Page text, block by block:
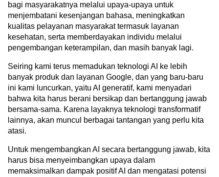
bagi masyarakatnya melalui upaya-upaya untuk
menjembatani kesenjangan bahasa, meningkatkan
kualitas pelayanan masyarakat termasuk layanan
kesehatan, serta memberdayakan individu melalui
pengembangan keterampilan, dan masih banyak lagi.
Seiring kami terus memadukan teknologi AI ke lebih
banyak produk dan layanan Google, dan yang baru-baru
ini kami luncurkan, yaitu AI generatif, kami menyadari
bahwa kita harus berani bersikap dan bertanggung jawab
bersama-sama. Karena layaknya teknologi transformatif
lainnya, akan muncul berbagai tantangan yang perlu kita
atasi.
Untuk mengembangkan AI secara bertanggung jawab, kita
harus bisa menyeimbangkan upaya dalam
memaksimalkan dampak positif AI dan mengatasi potensi